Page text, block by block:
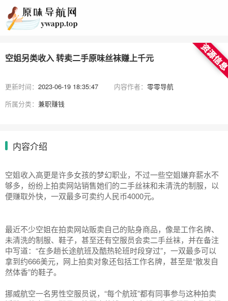
空姐另类收入 转卖二手原味丝袜赚上千元
更新时间： 2023-06-19 18:35:47 内容作者： 零零导航
所属分类： 兼职赚钱
内容介绍
空姐收入高更是许多女孩的梦幻职业，不过一些空姐嫌弃薪水不
够多，纷纷上拍卖网站销售她们的二手丝袜和未清洗的制服，以
便赚取外快，一双最多可卖约人民币4000元。
最近不少空姐在拍卖网站贩卖自己的贴身商品，像是工作名牌、
未清洗的制服、鞋子，甚至还有空服员会卖二手丝袜，并在备注
中写道：“在多趟长途航班及酷热轮班时段穿过”，一双最多可以
拿到约666美元，网上拍卖对象还包括工作名牌，甚至是“散发自
然体香”的鞋子。
挪威航空一名男性空服员说，“每个航班”都有同事参与这种拍卖